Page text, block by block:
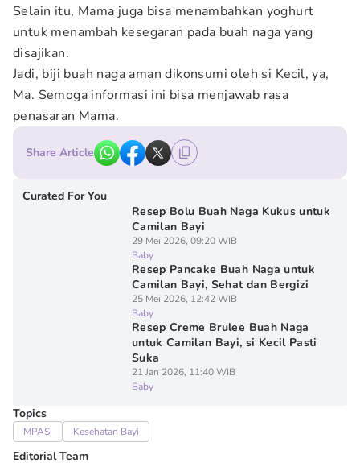
Selain itu, Mama juga bisa menambahkan yoghurt
untuk menambah kesegaran pada buah naga yang
disajikan.
Jadi, biji buah naga aman dikonsumi oleh si Kecil, ya,
Ma. Semoga informasi ini bisa menjawab rasa
penasaran Mama.
Share Article
Curated For You
Resep Bolu Buah Naga Kukus untuk
Camilan Bayi
29 Mei 2026, 09:20 WIB
Baby
Resep Pancake Buah Naga untuk
Camilan Bayi, Sehat dan Bergizi
25 Mei 2026, 12:42 WIB
Baby
Resep Creme Brulee Buah Naga
untuk Camilan Bayi, si Kecil Pasti
Suka
21 Jan 2026, 11:40 WIB
Baby
Topics
MPASI Kesehatan Bayi
Editorial Team